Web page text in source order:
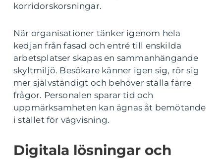
korridorskorsningar.
När organisationer tänker igenom hela
kedjan från fasad och entré till enskilda
arbetsplatser skapas en sammanhängande
skyltmiljö. Besökare känner igen sig, rör sig
mer självständigt och behöver ställa färre
frågor. Personalen sparar tid och
uppmärksamheten kan ägnas åt bemötande
i stället för vägvisning.
Digitala lösningar och